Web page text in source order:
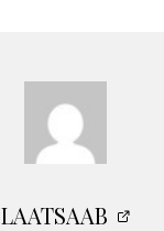
LAATSAAB